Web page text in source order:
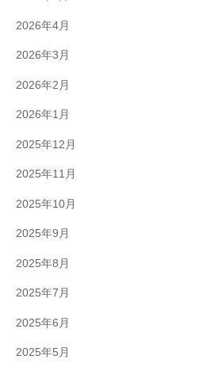
2026年4月
2026年3月
2026年2月
2026年1月
2025年12月
2025年11月
2025年10月
2025年9月
2025年8月
2025年7月
2025年6月
2025年5月